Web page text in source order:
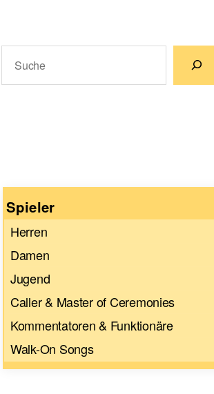
Spieler
Herren
Damen
Jugend
Caller & Master of Ceremonies
Kommentatoren & Funktionäre
Walk-On Songs